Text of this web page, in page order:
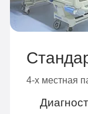
4-х местная